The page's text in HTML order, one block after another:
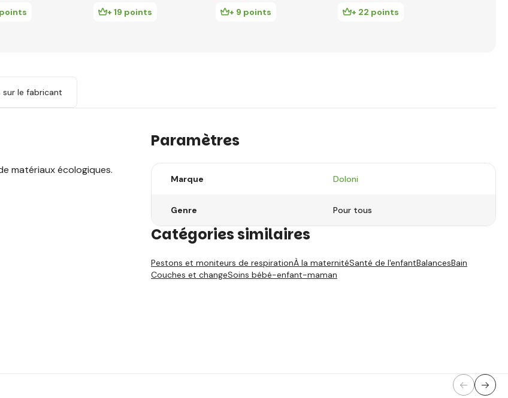
+ 19 points + 9 points + 22 points
le fabricant
matériaux écologiques.
Paramètres
Marque Doloni
Genre Pour tous
Catégories similaires
Pestons et moniteurs de respirationÀ la maternitéSanté de l'enfantBalancesBain
Couches et changeSoins bébé-enfant-maman